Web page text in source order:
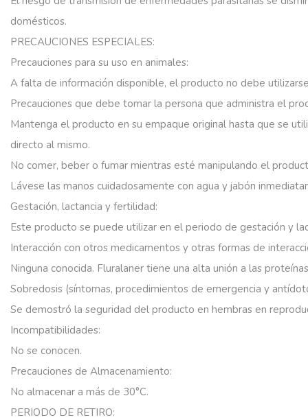
domésticos.
PRECAUCIONES ESPECIALES:
Precauciones para su uso en animales:
A falta de información disponible, el producto no debe
Precauciones que debe tomar la persona que administra el
Mantenga el producto en su empaque original hasta que se
directo al mismo.
No comer, beber o fumar mientras esté manipulando el
Lávese las manos cuidadosamente con agua y jabón
Gestación, lactancia y fertilidad:
Este producto se puede utilizar en el periodo de gestación y
Interacción con otros medicamentos y otras formas de
Ninguna conocida. Fluralaner tiene una alta unión a las proteínas
Sobredosis (síntomas, procedimientos de emergencia y
Se demostró la seguridad del producto en hembras en
Incompatibilidades:
No se conocen.
Precauciones de Almacenamiento:
No almacenar a más de 30°C.
PERIODO DE RETIRO: